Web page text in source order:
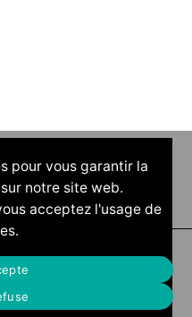
pour vous garantir la
notre site web.
acceptez l'usage de